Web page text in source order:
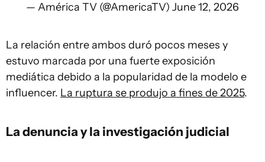
— América TV (@AmericaTV) June 12, 2026
La relación entre ambos duró pocos meses y
estuvo marcada por una fuerte exposición
mediática debido a la popularidad de la modelo e
influencer. La ruptura se produjo a fines de 2025.
La denuncia y la investigación judicial